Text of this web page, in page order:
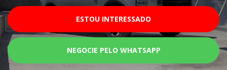
ESTOU INTERESSADO
NEGOCIE PELO WHATSAPP